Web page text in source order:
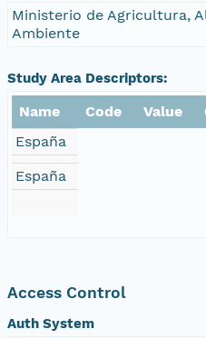
Ministerio de Agricultura,
Ambiente
Study Area Descriptors:
Name Code Value
España
España
Access Control
Auth System